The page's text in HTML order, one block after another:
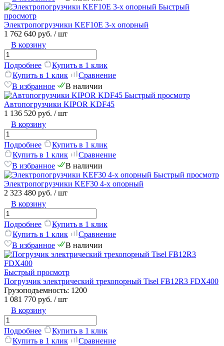
Быстрый
просмотр
Электропогрузчики KEF10E 3-х опорный
1 762 640 руб. / шт
В корзину
Подробнее
Купить в 1 клик
Купить в 1 клик
Сравнение
В избранное
В наличии
Быстрый просмотр
Автопогрузчики KIPOR KDF45
1 136 520 руб. / шт
В корзину
Подробнее
Купить в 1 клик
Купить в 1 клик
Сравнение
В избранное
В наличии
Быстрый просмотр
Электропогрузчики KEF30 4-х опорный
2 323 480 руб. / шт
В корзину
Подробнее
Купить в 1 клик
Купить в 1 клик
Сравнение
В избранное
В наличии
Быстрый просмотр
Погрузчик электрический трехопорный Tisel FB12R3 FDX400
Грузоподъемность: 1200
1 081 770 руб. / шт
В корзину
Подробнее
Купить в 1 клик
Купить в 1 клик
Сравнение